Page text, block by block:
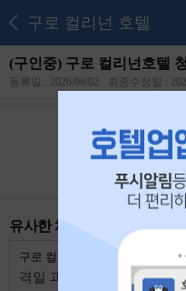
구로 컬리넌 호텔
(구인중) 구로 컬리넌호텔
등록일 : 2026/06/02 최종수정일 :
본 공고는2026년
유사한 채용 리스트
구로 컬리넌 호텔
격일 과장, 야간 대리, 청소